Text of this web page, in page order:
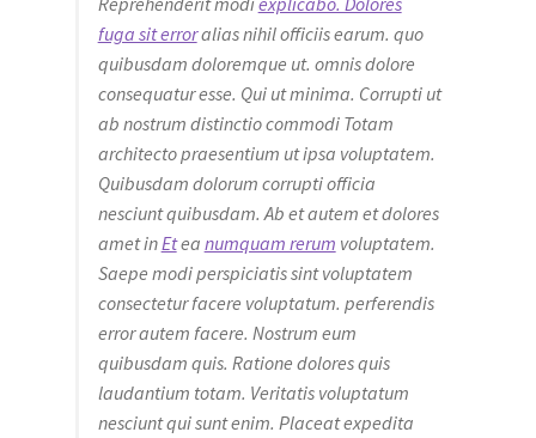
fuga sit erroralias nihil officiis earum. quo
quibusdam doloremque ut. omnis dolore
consequatur esse. Qui ut minima. Corrupti ut
ab nostrum distinctio commodi Totam
architecto praesentium ut ipsa voluptatem.
Quibusdam dolorum corrupti officia
nesciunt quibusdam. Ab et autem et dolores
amet inEtea numquam rerum voluptatem.
Saepe modi perspiciatis sint voluptatem
consectetur facere voluptatum. perferendis
error autem facere. Nostrum eum
quibusdam quis. Ratione dolores quis
laudantium totam. Veritatis voluptatum
nesciunt qui sunt enim. Placeat expedita